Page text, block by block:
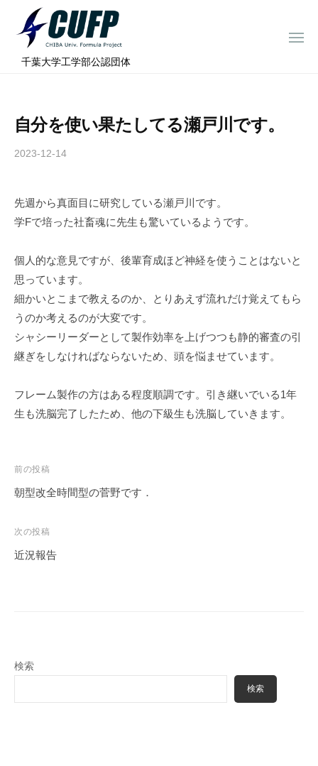
千
学
ォ
ミ
ュ
プ
ロ
ジ
ェ
ク
ト
⠀千葉大学工学部公認団体
メ
自分を使い果たしてる瀬戸川です。
2023-12-14
h
i
a
o
u
a
先週から真面目に研究している瀬戸川です。
学Fで培った社畜魂に先生も驚いているようです。
個人的な意見ですが、後輩育成ほど神経を使うことはないと
思っています。
細かいとこまで教えるのか、とりあえず流れだけ覚えてもら
うのか考えるのが大変です。
シャシーリーダーとして製作効率を上げつつも静的審査の引
継ぎをしなければならないため、頭を悩ませています。
フレーム製作の方はある程度順調です。引き継いでいる1年
生も洗脳完了したため、他の下級生も洗脳していきます。
投
稿
ビ
ゲ
前の投稿
朝型改全時間型の菅野です．
次の投稿
近況報告
検索
検索
ミ
ラ
ェ
ト